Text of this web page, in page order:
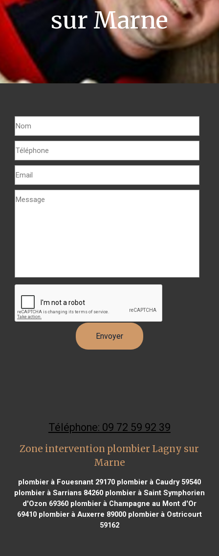
sur Marne
Téléphone: 09 72 59 92 39
Zone intervention plombier Lagny sur
Marne
plombier à Fouesnant 29170plombier à Caudry 59540
plombier à Sarrians 84260plombier à Saint Symphorien
d'Ozon 69360plombier à Champagne au Mont d'Or
69410plombier à Auxerre 89000plombier à Ostricourt
59162